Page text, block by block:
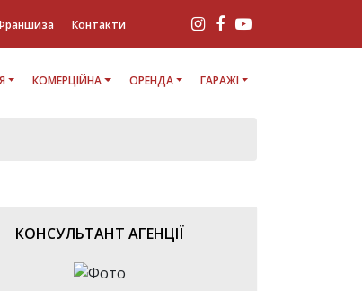
Контакти
КОМЕРЦІЙНА ОРЕНДА ГАРАЖІ
КОНСУЛЬТАНТ АГЕНЦІЇ